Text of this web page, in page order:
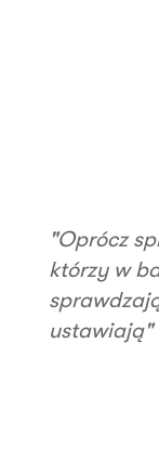
"Oprócz
którzy w
ustawiają"